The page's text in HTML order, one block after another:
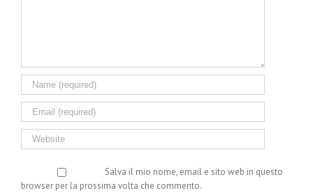
Salva il mio nome, email e sito web in questo
browser per la prossima volta che commento.